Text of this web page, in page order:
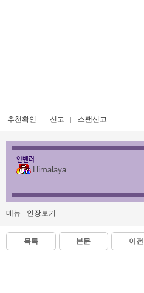
추천확인 신고 스팸신고
인벤러
Himalaya
메뉴 인장보기
목록 본문 이전